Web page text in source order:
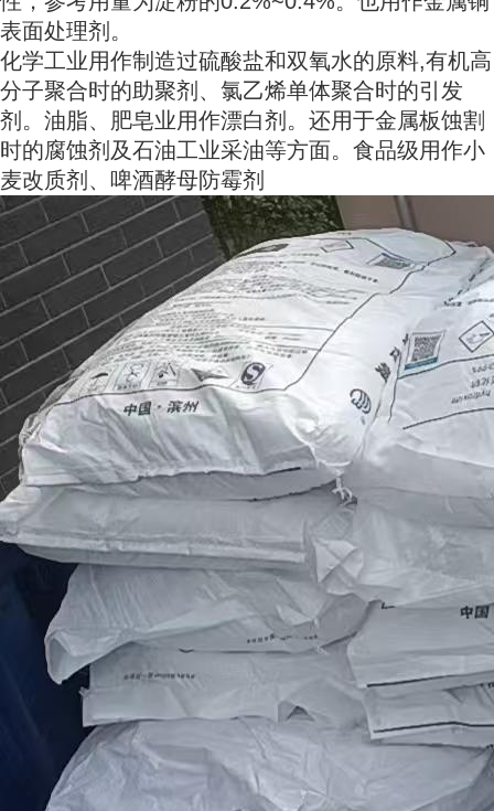
表面处理剂。
化学工业用作制造过硫酸盐和双氧水的原料,有机高
分子聚合时的助聚剂、氯乙烯单体聚合时的引发
剂。油脂、肥皂业用作漂白剂。还用于金属板蚀割
时的腐蚀剂及石油工业采油等方面。食品级用作小
麦改质剂、啤酒酵母防霉剂